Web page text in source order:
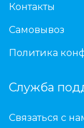
Контакты
Самовывоз
Политика
Служба
Связаться с